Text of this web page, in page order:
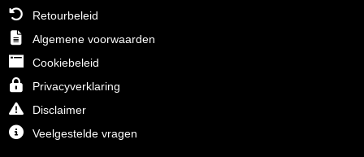
Retourbeleid
Algemene voorwaarden
Cookiebeleid
Privacyverklaring
Disclaimer
Veelgestelde vragen